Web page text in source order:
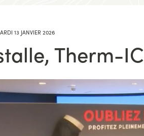
13 JANVIER 2026
Therm-